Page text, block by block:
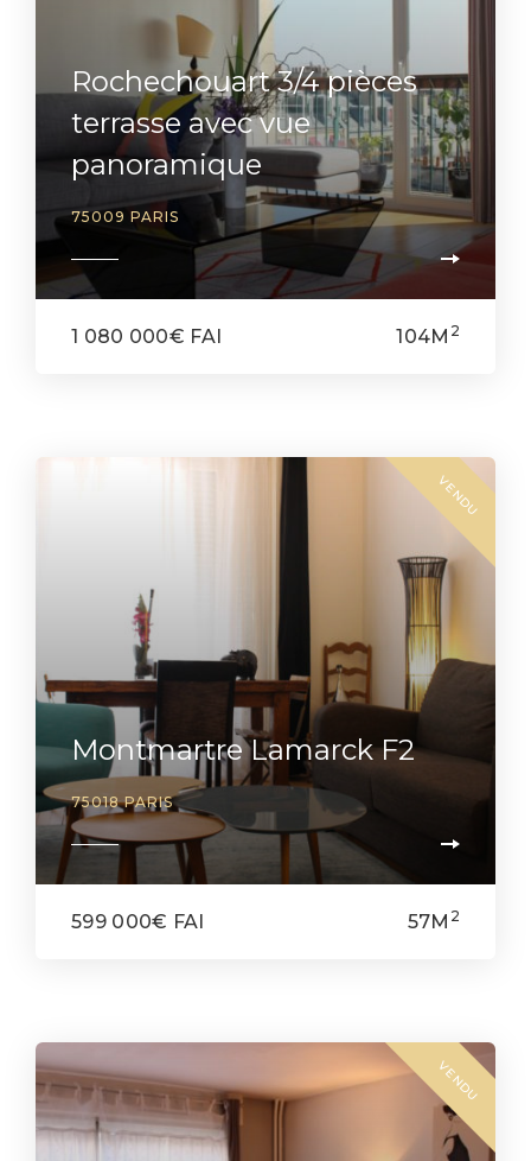
Rochechouart 3/4 pièces
terrasse avec vue
panoramique
75009 PARIS
1 080 000€ FAI 104M 2
VENDU
Montmartre Lamarck F2
75018 PARIS
599 000€ FAI 57M 2
VENDU